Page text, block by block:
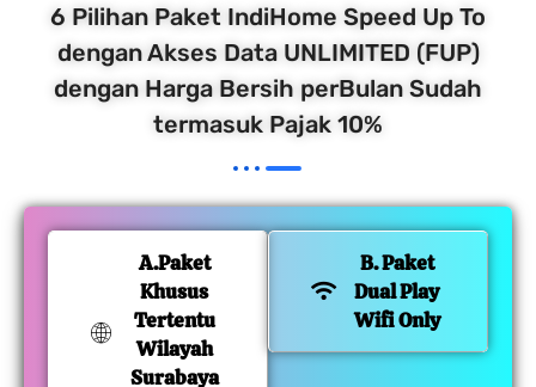
6 Pilihan Paket IndiHome Speed Up To
dengan Akses Data UNLIMITED (FUP)
dengan Harga Bersih perBulan Sudah
termasuk Pajak 10%
A.Paket
Khusus
Tertentu
Wilayah
Surabaya
B. Paket
Dual Play
Wifi Only